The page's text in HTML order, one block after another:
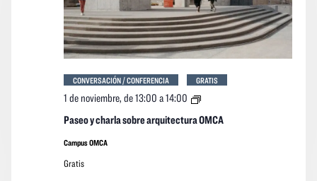
Paseo y charla sobre arquitectura OMCA
1 de noviembre, de 13:00 a14:00
Paseo
charla
CONVERSACIÓN / CONFERENCIA GRATIS
Campus OMCA
Gratis